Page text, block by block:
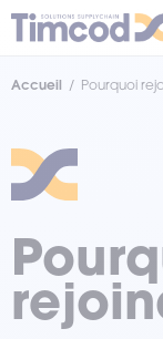
Accueil Pourquoi